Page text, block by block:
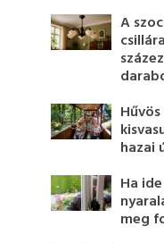
A
hazai
Ha
meg